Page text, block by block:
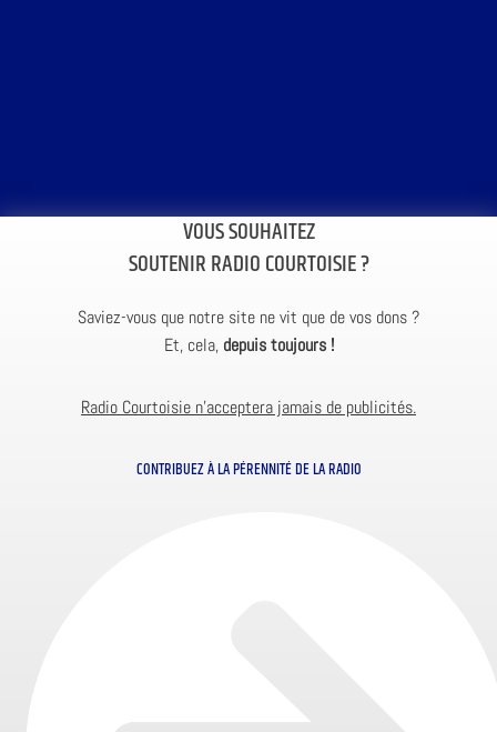
VOUS SOUHAITEZ
SOUTENIR RADIO COURTOISIE ?
Saviez-vous que notre site ne vit que de vos dons ?
Et, cela, depuis toujours !
Radio Courtoisie n’acceptera jamais de publicités.
CONTRIBUEZ À LA PÉRENNITÉ DE LA RADIO